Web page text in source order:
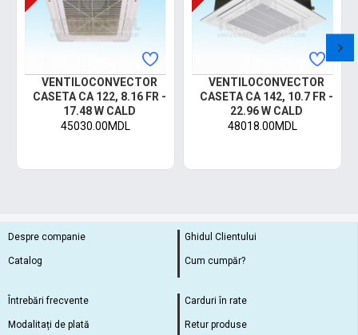
VENTILOCONVECTOR
CASETA CA 122, 8.16 FR -
17.48 W CALD
45030.00MDL
VENTILOCONVECTOR
CASETA CA 142, 10.7 FR -
22.96 W CALD
48018.00MDL
Despre companie
Catalog
Ghidul Clientului
Cum cumpăr?
Întrebări frecvente
Modalitați de plată
Carduri în rate
Retur produse